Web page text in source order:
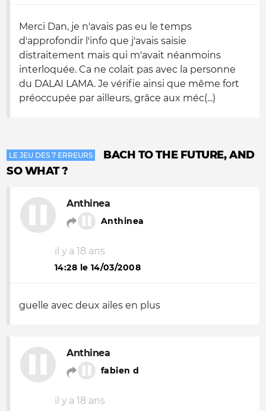
Merci Dan, je n'avais pas eu le temps
d'approfondir l'info que j'avais saisie
distraitement mais qui m'avait néanmoins
interloquée. Ca ne colait pas avec la personne
du DALAI LAMA. Je vérifie ainsi que même fort
préoccupée par ailleurs, grâce aux méc(...)
LE JEU DES 7 ERREURS
BACH TO THE FUTURE, AND
SO WHAT ?
Anthinea
Anthinea
il y a 18 ans
14:28 le 14/03/2008
guelle avec deux ailes en plus
Anthinea
fabien d
il y a 18 ans